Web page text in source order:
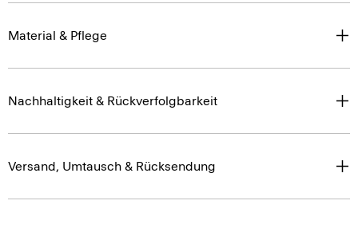
Material & Pflege
Nachhaltigkeit & Rückverfolgbarkeit
Versand, Umtausch & Rücksendung